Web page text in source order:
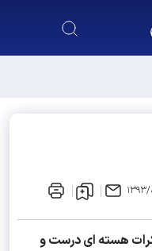
باشد / فهرست شورای
۲۶
هسته ای درست و